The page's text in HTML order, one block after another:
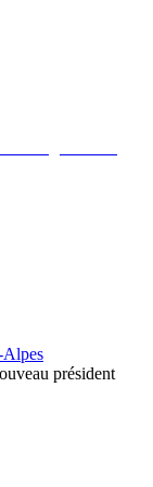
Alpes
président